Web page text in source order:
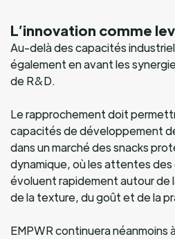
L’innovation comme
Au-delà des capacités
également en avant les
de R&D.
Le rapprochement doit
capacités de développement
dans un marché des snacks
dynamique, où les attentes
évoluent rapidement autour de
de la texture, du goût et de la
EMPWR continuera néanmoins